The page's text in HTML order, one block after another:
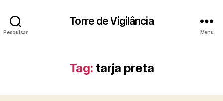
Pesquisar
Torre de Vigilância
Menu
Tag: tarja preta